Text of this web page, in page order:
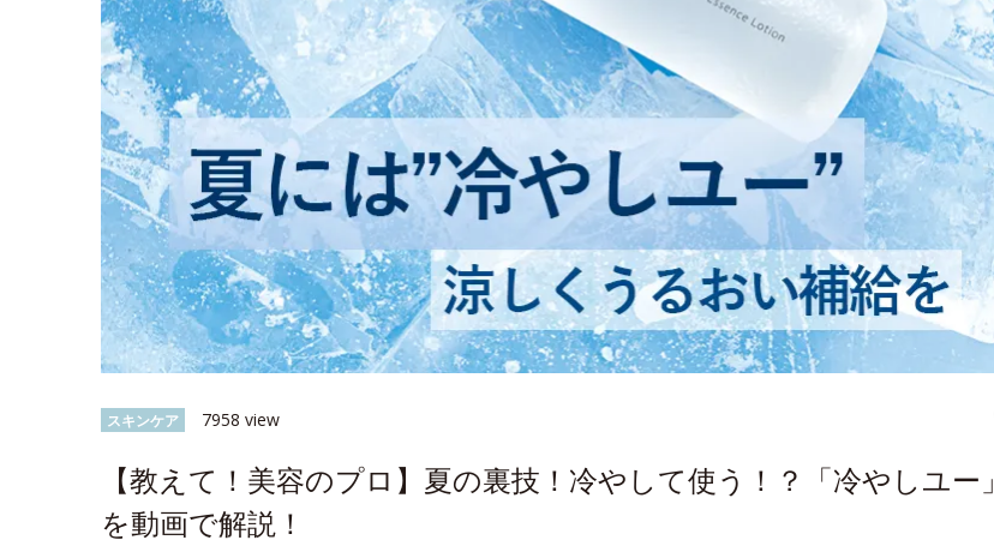
スキンケア 7958 view
【教えて！美容のプロ】夏の裏技！冷やして使う！？「冷やしユー」
を動画で解説！